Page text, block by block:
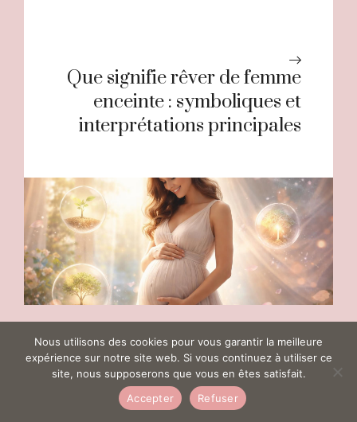
Que signifie rêver de femme
enceinte : symboliques et
interprétations principales
Laisser un commentaire
Nous utilisons des cookies pour vous garantir la meilleure
expérience sur notre site web. Si vous continuez à utiliser ce
site, nous supposerons que vous en êtes satisfait.
Accepter
Refuser